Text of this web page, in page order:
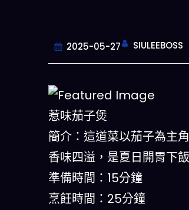
2025-05-27 SIULEEBOSS
惹味茄子煲
簡介：這道菜以茄子為主
香味四溢，是夏日開胃下
準備時間：15分鐘
烹飪時間：25分鐘